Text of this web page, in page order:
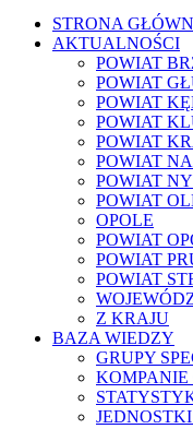
STRONA
AKTUALNOŚCI
POWIAT
POWIAT
POWIAT
POWIAT
POWIAT
POWIAT
POWIAT
POWIAT
OPOLE
POWIAT
POWIAT
POWIAT
Z KRAJU
BAZA WIEDZY
GRUPY
KOMPANIE